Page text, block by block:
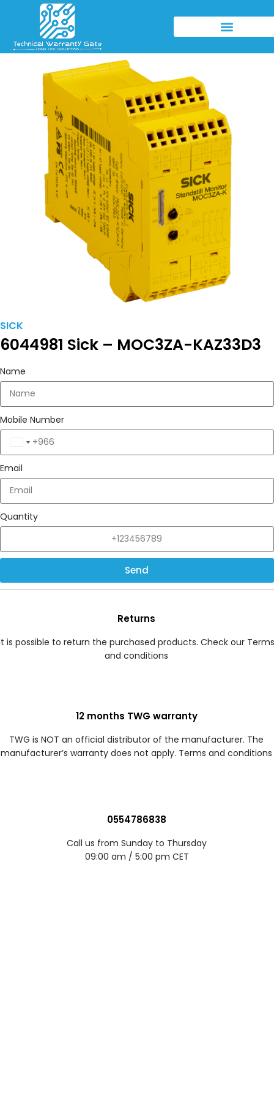
SICK
6044981 Sick – MOC3ZA-KAZ33D3
Name
Mobile Number
Saudi
Arabia
+966
Email
Quantity
Send
Returns
is possible to return the purchased products. Check our Terms
and conditions
12 months TWG warranty
TWG is NOT an official distributor of the manufacturer. The
manufacturer’s warranty does not apply. Terms and conditions
0554786838
Call us from Sunday to Thursday
09:00 am / 5:00 pm CET